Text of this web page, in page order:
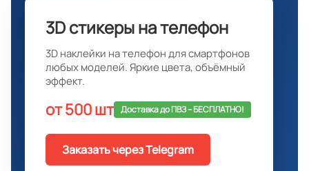
3D стикеры на телефон
3D наклейки на телефон для смартфонов
любых моделей. Яркие цвета, объёмный
эффект.
от 500 шт Доставка до ПВЗ -- БЕСПЛАТНО!
Заказать через Telegram